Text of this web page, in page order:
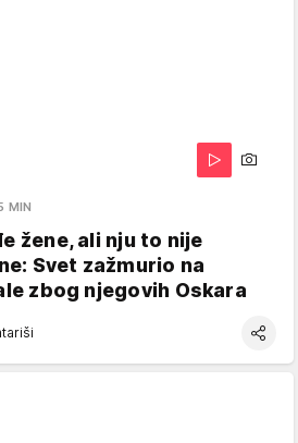
MIN
žene, ali nju to nije
Svet zažmurio na
zbog njegovih Oskara